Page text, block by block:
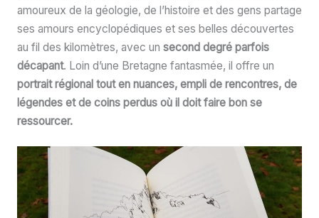
amoureux de la géologie, de l’histoire et des gens partage
ses amours encyclopédiques et ses belles découvertes
au fil des kilomètres, avec un second degré parfois
décapant. Loin d’une Bretagne fantasmée, il offre un
portrait régional tout en nuances, empli de rencontres, de
légendes et de coins perdus où il doit faire bon se
ressourcer.